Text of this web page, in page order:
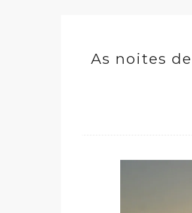
As noites